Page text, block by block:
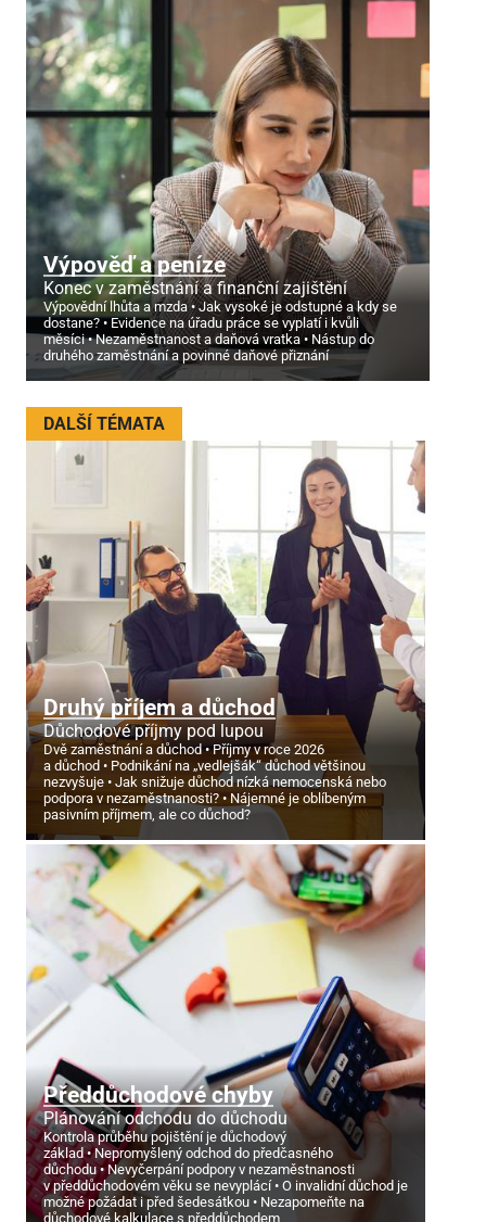
Výpověď a peníze
Konec v zaměstnání a finanční zajištění
Výpovědní lhůta a mzda
Jak vysoké je odstupné a kdy se
dostane?
Evidence na úřadu práce se vyplatí i kvůli
měsíci
Nezaměstnanost a daňová vratka
Nástup do
druhého zaměstnání a povinné daňové přiznání
DALŠÍ TÉMATA
Druhý příjem a důchod
Důchodové příjmy pod lupou
Dvě zaměstnání a důchod
Příjmy v roce 2026
a důchod
Podnikání na „vedlejšák“ důchod většinou
nezvyšuje
Jak snižuje důchod nízká nemocenská nebo
podpora v nezaměstnanosti?
Nájemné je oblíbeným
pasivním příjmem, ale co důchod?
Předdůchodové chyby
Plánování odchodu do důchodu
Kontrola průběhu pojištění je důchodový
základ
Nepromyšlený odchod do předčasného
důchodu
Nevyčerpání podpory v nezaměstnanosti
v předdůchodovém věku se nevyplácí
O invalidní důchod je
možné požádat i před šedesátkou
Nezapomeňte na
důchodové kalkulace s předdůchodem